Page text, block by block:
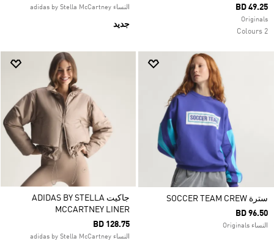
BD 49.25
Originals
2 Colours
النساء adidas by Stella McCartney
جديد
سترة SOCCER TEAM CREW
BD 96.50
النساء Originals
جاكيت ADIDAS BY STELLA
MCCARTNEY LINER
BD 128.75
النساء adidas by Stella McCartney